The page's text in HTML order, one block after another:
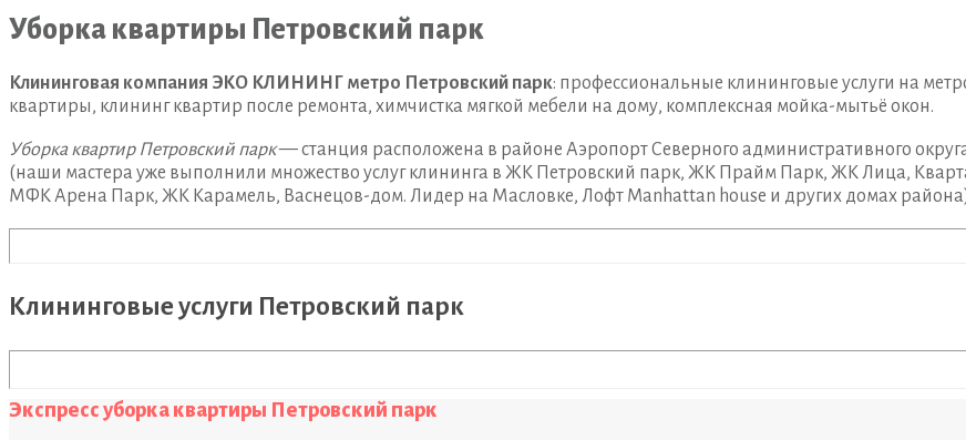
Уборка квартиры Петровский парк
Клининговая компания ЭКО КЛИНИНГ метро Петровский парк: профессиональные клининговые услуги на
квартиры, клининг квартир после ремонта, химчистка мягкой мебели на дому, комплексная мойка-мытьё окон.
Уборка квартир Петровский парк— станция расположена в районе Аэропорт Северного административного
(наши мастера уже выполнили множество услуг клининга в ЖК Петровский парк, ЖК Прайм Парк, ЖК Лица,
МФК Арена Парк, ЖК Карамель, Васнецов-дом. Лидер на Масловке, Лофт Manhattan house и других домах
Клининговые услуги Петровский парк
Экспресс уборка квартиры Петровский парк